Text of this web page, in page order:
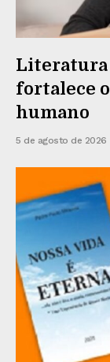
Literatura
fortalece
humano
5 de agosto de 2026